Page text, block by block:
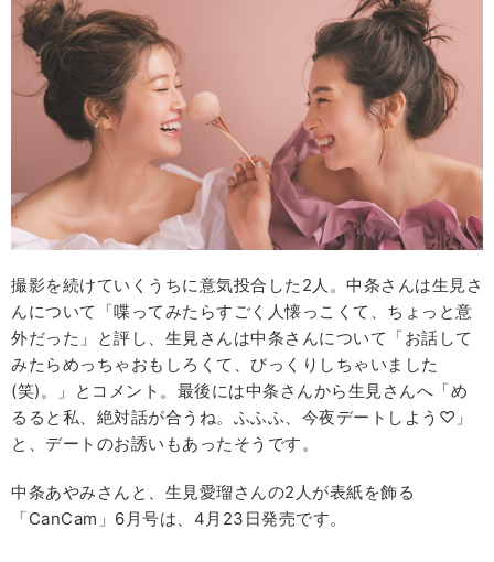
撮影を続けていくうちに意気投合した2人。中条さんは生見さ
んについて「喋ってみたらすごく人懐っこくて、ちょっと意
外だった」と評し、生見さんは中条さんについて「お話して
みたらめっちゃおもしろくて、びっくりしちゃいました
(笑)。」とコメント。最後には中条さんから生見さんへ「め
るると私、絶対話が合うね。ふふふ、今夜デートしよう♡」
と、デートのお誘いもあったそうです。
中条あやみさんと、生見愛瑠さんの2人が表紙を飾る
「CanCam」6月号は、4月23日発売です。